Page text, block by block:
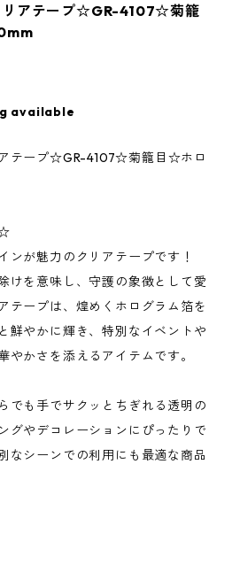
リアテープ☆GR-4107☆菊籠
available
テープ☆GR-4107☆菊籠目☆ホロ
ンが魅力のクリアテープです！
けを意味し、守護の象徴として愛
テープは、煌めくホログラム箔を
鮮やかに輝き、特別なイベントや
やかさを添えるアイテムです。
でも手でサクッとちぎれる透明の
グやデコレーションにぴったりで
なシーンでの利用にも最適な商品